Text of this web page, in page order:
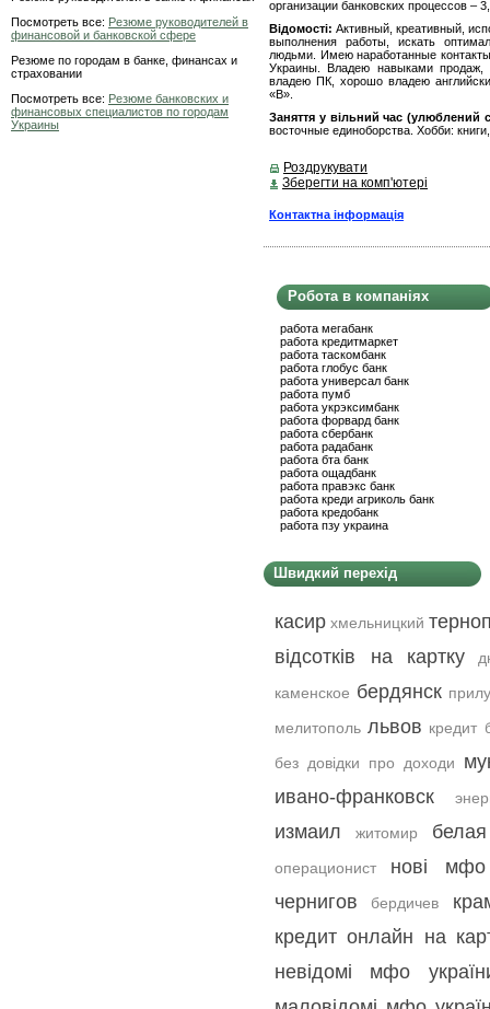
Посмотреть все: Резюме руководителей в
финансовой и банковской сфере
Резюме по городам в банке, финансах и
страховании
Посмотреть все: Резюме банковских и
финансовых специалистов по городам
Украины
организации банковских процессов –
Відомості: Активный, креативный,
выполнения работы, искать
людьми. Имею наработанные
Украины. Владею навыками продаж,
владею ПК, хорошо владею
«В».
Заняття у вільний час (улюблений
восточные единоборства. Хобби:
Роздрукувати
Зберегти на комп'ютері
Контактна інформація
Робота в компаніях
работа мегабанк
работа кредитмаркет
работа таскомбанк
работа глобус банк
работа универсал банк
работа пумб
работа укрэксимбанк
работа форвард банк
работа сбербанк
работа радабанк
работа бта банк
работа ощадбанк
работа правэкс банк
работа креди агриколь банк
работа кредобанк
работа пзу украина
Швидкий перехід
касир хмельницкий
відсотків на картку
каменское бердянск
мелитополь львов кредит
без довідки про доходи
ивано-франковск
измаил житомир
операционист
нові мфо
чернигов
бердичев
кредит онлайн на
невідомі мфо